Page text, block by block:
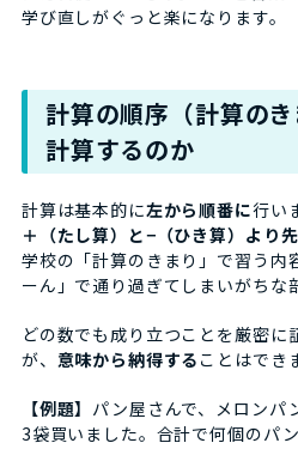
学び直しがぐっと楽になります。
計算の順序（計算の
計算するのか
計算は基本的に左から順番に行い
＋（たし算）と−（ひき算）より
学校の「計算のきまり」で習う内
ーん」で通り過ぎてしまいがちな
どの数でも成り立つことを厳密
が、 意味から納得する ことはでき
【例題】 パン屋さんで、メロンパ
3袋買いました。合計で何個のパ